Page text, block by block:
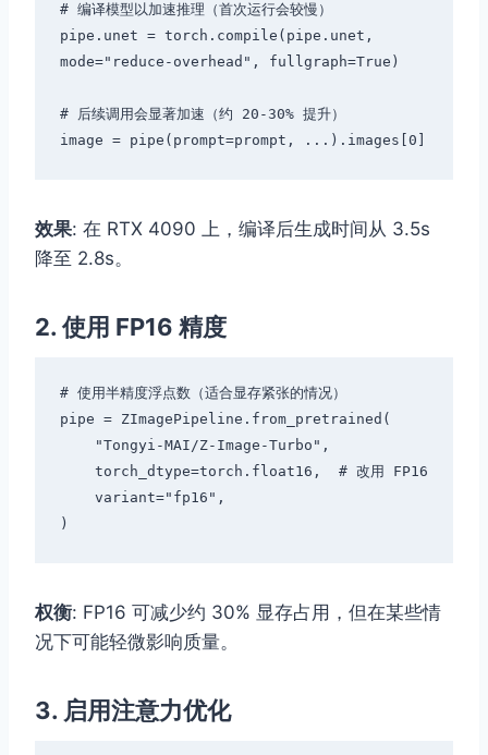
# 编译模型以加速推理（首次运行会较慢）
pipe.unet = torch.compile(pipe.unet,
mode="reduce-overhead", fullgraph=True)
# 后续调用会显著加速（约 20-30% 提升）
效果: 在 RTX 4090 上，编译后生成时间从 3.5s
降至 2.8s。
2. 使用 FP16 精度
# 使用半精度浮点数（适合显存紧张的情况）
pipe = ZImagePipeline.from_pretrained(
权衡: FP16 可减少约 30% 显存占用，但在某些情
况下可能轻微影响质量。
3. 启用注意力优化